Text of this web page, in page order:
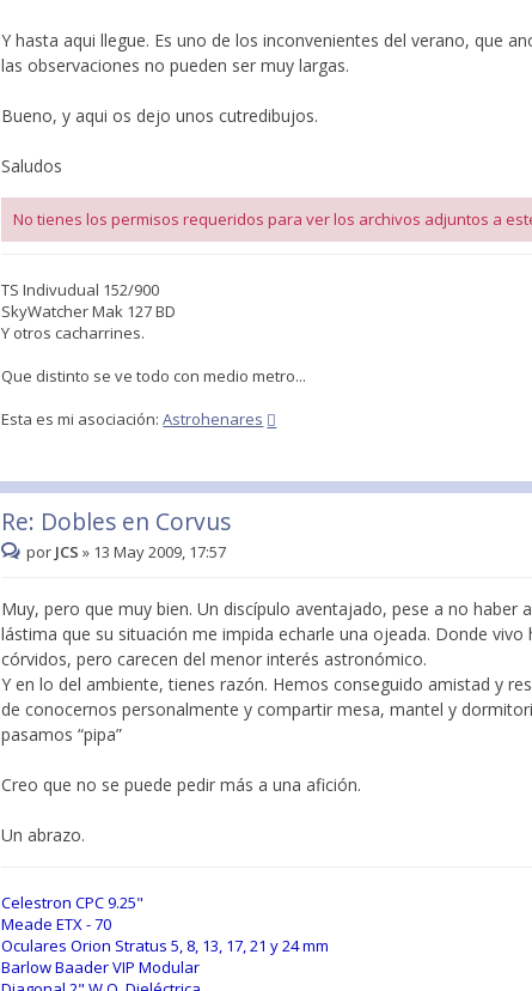
Y hasta aqui llegue. Es uno de los inconvenientes del verano, que
las observaciones no pueden ser muy largas.
Bueno, y aqui os dejo unos cutredibujos.
Saludos
No tienes los permisos requeridos para ver los archivos adjuntos a
TS Indivudual 152/900
SkyWatcher Mak 127 BD
Y otros cacharrines.
Que distinto se ve todo con medio metro...
Esta es mi asociación:Astrohenares
Re: Dobles en Corvus
por JCS » 13 May 2009, 17:57
Muy, pero que muy bien. Un discípulo aventajado, pese a no haber
lástima que su situación me impida echarle una ojeada. Donde
córvidos, pero carecen del menor interés astronómico.
Y en lo del ambiente, tienes razón. Hemos conseguido amistad y
de conocernos personalmente y compartir mesa, mantel y
pasamos “pipa”
Creo que no se puede pedir más a una afición.
Un abrazo.
Celestron CPC 9.25"
Meade ETX - 70
Oculares Orion Stratus 5, 8, 13, 17, 21 y 24 mm
Barlow Baader VIP Modular